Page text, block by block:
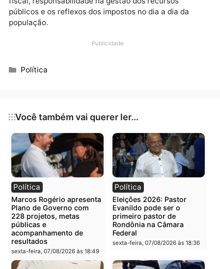
do fortalecimento da atividade econômica. Ao longo
mandato, o parlamentar tem se posicionado contra
aumentos de impostos e taxas que impactem
diretamente trabalhadores, consumidores,
por mais liberdade para produzir, investir e gerar
Com a nova legislação, Rondônia passa a contar
oficialmente com uma data voltada à
tributária, fortalecendo o debate sobre
fiscal, responsabilidade na gestão dos recursos
públicos e os reflexos dos impostos no dia a dia da
população.
Publicidade
Categorias
Política